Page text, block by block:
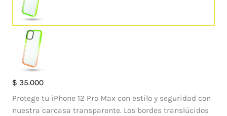
$ 35.000
Protege tu iPhone 12 Pro Max con estilo y seguridad con
nuestra carcasa transparente. Los bordes translúcidos
Case
Damara
Iphone